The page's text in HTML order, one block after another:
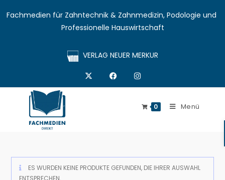
Fachmedien für Zahntechnik & Zahnmedizin, Podologie und
Professionelle Hauswirtschaft
VERLAG NEUER MERKUR
0 Menü
ES WURDEN KEINE PRODUKTE GEFUNDEN, DIE IHRER AUSWAHL
ENTSPRECHEN.